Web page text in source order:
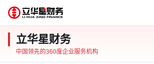
立华星财务
中国领先的360度企业服务机构